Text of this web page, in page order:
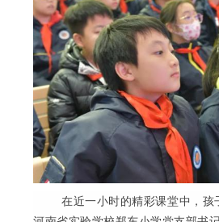
在近一小时的精彩课堂中，孩